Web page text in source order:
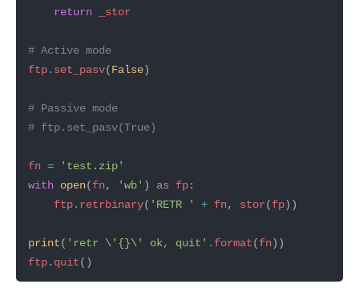
return
_stor
# Active mode
ftp. set_pasv(False
# Passive mode
# ftp.set_pasv(True)
fn =
'test.zip'
with open(fn, 'wb' ) as fp
ftp. retrbinary( 'RETR ' + fn, stor(fp
print( 'retr \' {}\' ok, quit' . format(fn
ftp. quit